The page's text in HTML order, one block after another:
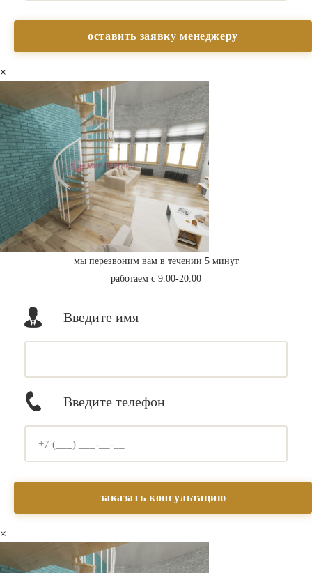
×
мы перезвоним вам в течении 5 минут
работаем с 9.00-20.00
Введите имя
Введите телефон
×